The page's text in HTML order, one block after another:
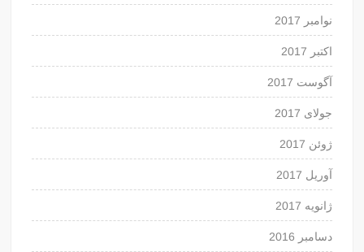
نوامبر 2017
اکتبر 2017
آگوست 2017
جولای 2017
ژوئن 2017
آوریل 2017
ژانویه 2017
دسامبر 2016